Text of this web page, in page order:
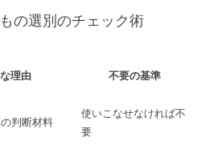
の選別のチェック術
理由 不要の基準
判断材料
使いこなせなければ不
要